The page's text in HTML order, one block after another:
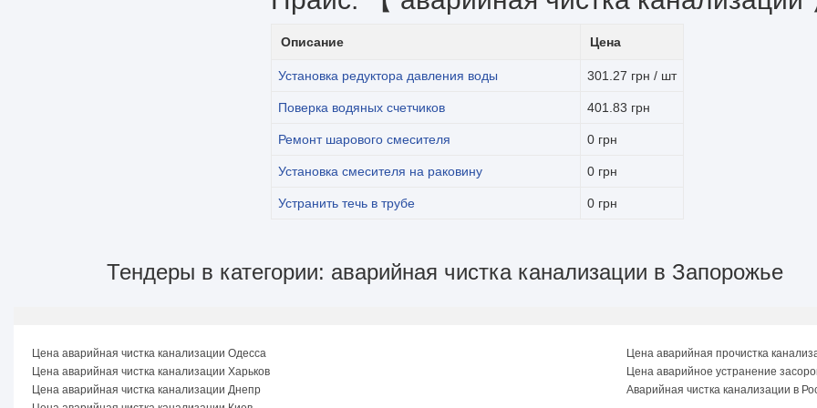
Описание Цена
Установка редуктора давления воды 301.27 грн / шт
Поверка водяных счетчиков 401.83 грн
Ремонт шарового смесителя 0 грн
Установка смесителя на раковину 0 грн
Устранить течь в трубе 0 грн
Тендеры в категории: аварийная чистка канализации в Запорожье
Цена аварийная чистка канализации Одесса
Цена аварийная чистка канализации Харьков
Цена аварийная чистка канализации Днепр
Цена аварийная прочистка
Цена аварийное устранение
Аварийная чистка канализации в